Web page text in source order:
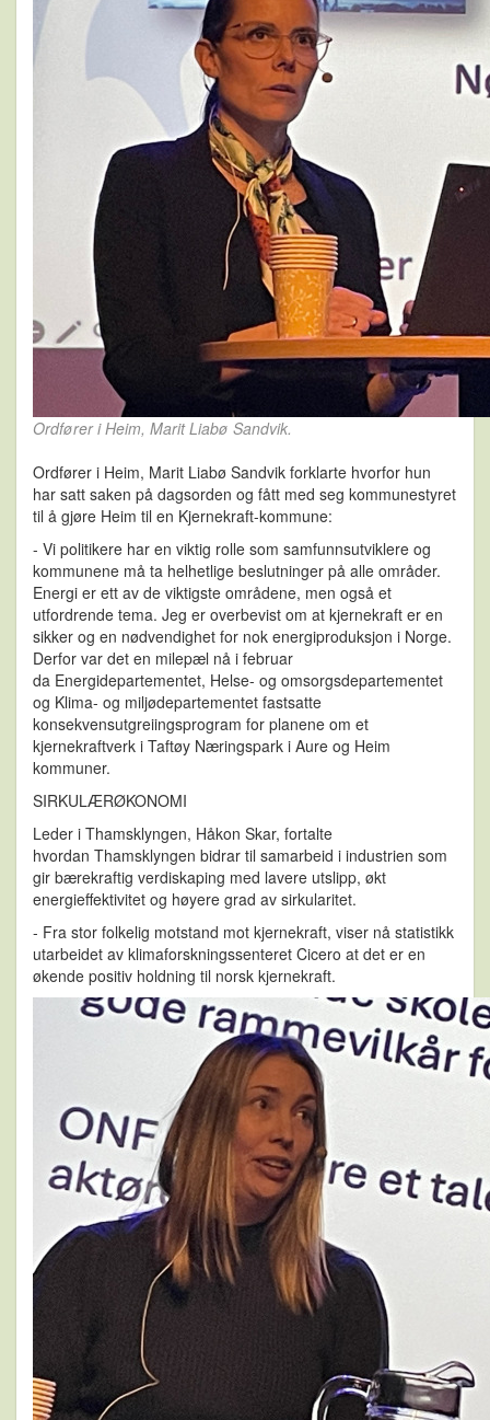
Ordfører i Heim, Marit Liabø Sandvik.
Ordfører i Heim, Marit Liabø Sandvik forklarte hvorfor hun
har satt saken på dagsorden og fått med seg kommunestyret
til å gjøre Heim til en Kjernekraft-kommune:
- Vi politikere har en viktig rolle som samfunnsutviklere og
kommunene må ta helhetlige beslutninger på alle områder.
Energi er ett av de viktigste områdene, men også et
utfordrende tema. Jeg er overbevist om at kjernekraft er en
sikker og en nødvendighet for nok energiproduksjon i Norge.
Derfor var det en milepæl nå i februar
da Energidepartementet, Helse- og omsorgsdepartementet
og Klima- og miljødepartementet fastsatte
konsekvensutgreiingsprogram for planene om et
kjernekraftverk i Taftøy Næringspark i Aure og Heim
kommuner.
SIRKULÆRØKONOMI
Leder i Thamsklyngen, Håkon Skar, fortalte
hvordan Thamsklyngen bidrar til samarbeid i industrien som
gir bærekraftig verdiskaping med lavere utslipp, økt
energieffektivitet og høyere grad av sirkularitet.
- Fra stor folkelig motstand mot kjernekraft, viser nå statistikk
utarbeidet av klimaforskningssenteret Cicero at det er en
økende positiv holdning til norsk kjernekraft.